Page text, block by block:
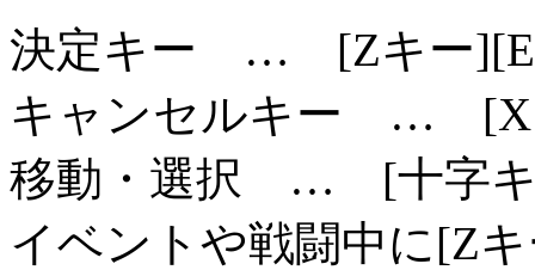
決定キー … [Zキー
キャンセルキー … [X
移動・選択 … [十字
イベントや戦闘中に[Z